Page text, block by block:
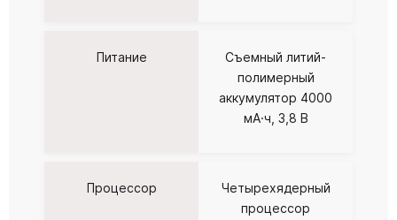
Питание
Съемный литий-
полимерный
аккумулятор 4000
мА·ч, 3,8 В
Процессор
Четырехядерный
процессор